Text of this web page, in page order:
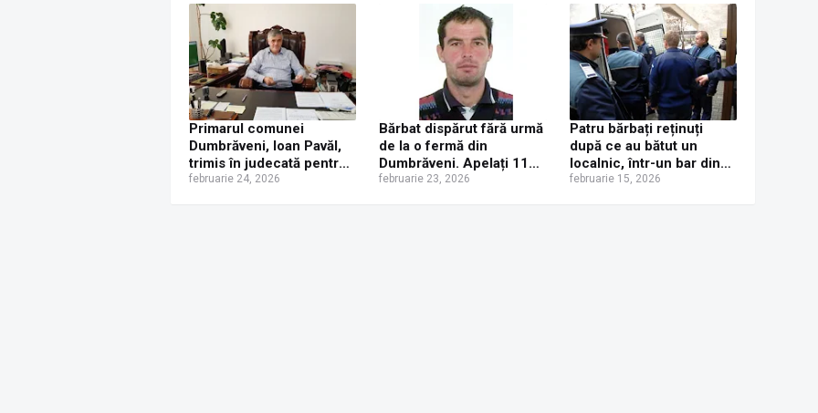
polițiștii care treceau din
întâmplare prin zonă
dosarul penal
Primarul comunei
Dumbrăveni, Ioan Pavăl,
trimis în judecată pentru
abuz în serviciu și fals
februarie 24, 2026
Bărbat dispărut fără urmă
de la o fermă din
Dumbrăveni. Apelați 112
dacă ați văzut aceasă
februarie 23, 2026
Patru bărbați reținuți
după ce au bătut un
localnic, într-un bar din
Dumbrăveni
februarie 15, 2026